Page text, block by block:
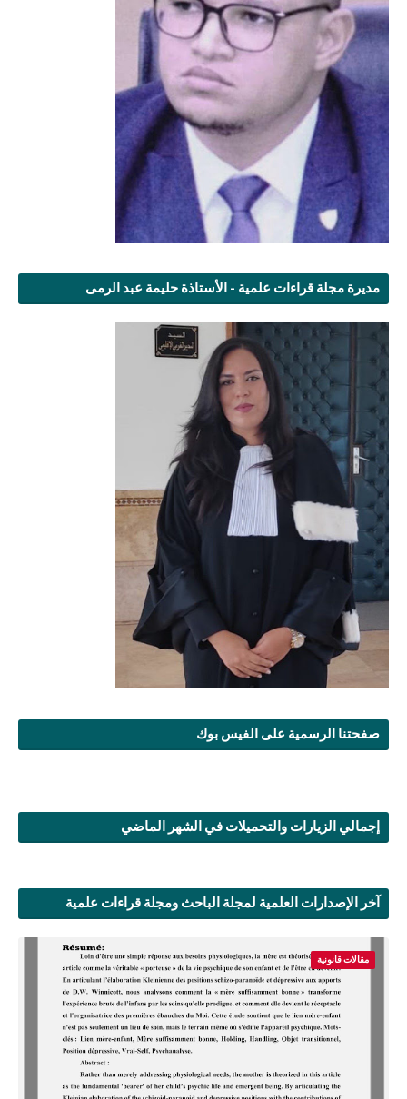
مديرة مجلة قراءات علمية - الأستاذة حليمة عبد الرمى
صفحتنا الرسمية على الفيس بوك
إجمالي الزيارات والتحميلات في الشهر الماضي
آخر الإصدارات العلمية لمجلة الباحث ومجلة قراءات علمية
مقالات قانونية